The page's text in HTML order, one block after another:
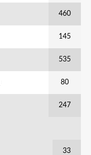
460
145
535
80
247
33